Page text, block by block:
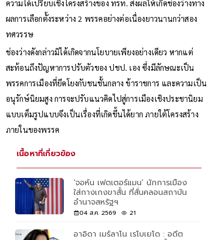
ความได้เปรียบเชิงโครงสร้างของ ทรท. ส่งผลให้เกิดช่องว่างทาง
ผลการเลือกตั้งระหว่าง 2 พรรคอย่างต่อเนื่องยาวนานกว่าสอง
ทศวรรษ
ช่องว่างดังกล่าวมิได้เกิดจากนโยบายเพียงอย่างเดียว หากแต่
สะท้อนถึงปัญหาการปรับตัวของ ปชป. เอง ซึ่งมีลักษณะเป็น
พรรคการเมืองที่ยึดโยงกับชนชั้นกลาง ข้าราชการ และความเป็น
อนุรักษ์นิยมสูง การจะปรับแนวคิดไปสู่การเมืองเชิงประชานิยม
แบบเต็มรูปแบบจึงเป็นเรื่องที่เกิดขึ้นได้ยาก ภายใต้โครงสร้าง
เนื้อหาที่เกี่ยวข้อง
‘จอห์น เฟตเตอร์แมน’ นักการเมือง
ใส่กางเกงขาสั้น ที่สั่นคลอนสถาบัน
อำนาจสหรัฐฯ